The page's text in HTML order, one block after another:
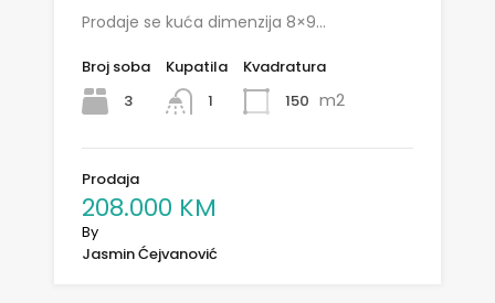
Prodaje se kuća dimenzija 8×9…
Broj soba
3
Kupatila
1
Kvadratura
150 m2
Prodaja
208.000 KM
By
Jasmin Ćejvanović